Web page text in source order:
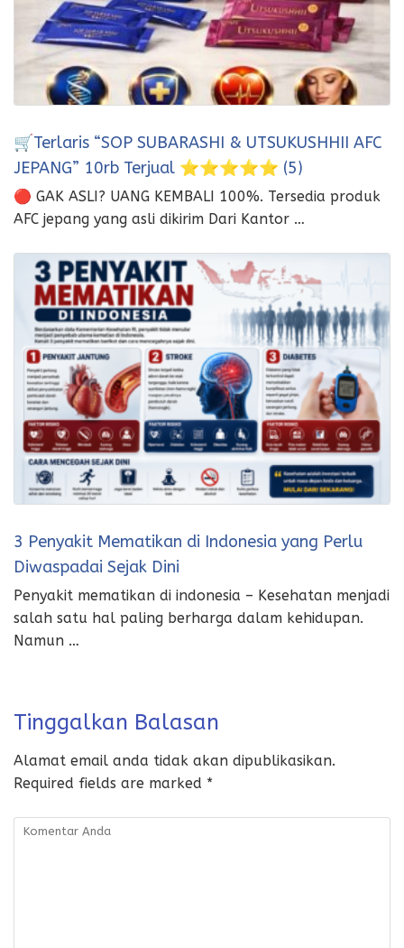
🛒Terlaris “SOP SUBARASHI & UTSUKUSHHII AFC
JEPANG” 10rb Terjual ⭐⭐⭐⭐⭐ (5)
🔴 GAK ASLI? UANG KEMBALI 100%. Tersedia produk
AFC jepang yang asli dikirim Dari Kantor …
3 Penyakit Mematikan di Indonesia yang Perlu
Diwaspadai Sejak Dini
Penyakit mematikan di indonesia – Kesehatan menjadi
salah satu hal paling berharga dalam kehidupan.
Namun …
Tinggalkan Balasan
Alamat email anda tidak akan dipublikasikan.
Required fields are marked *